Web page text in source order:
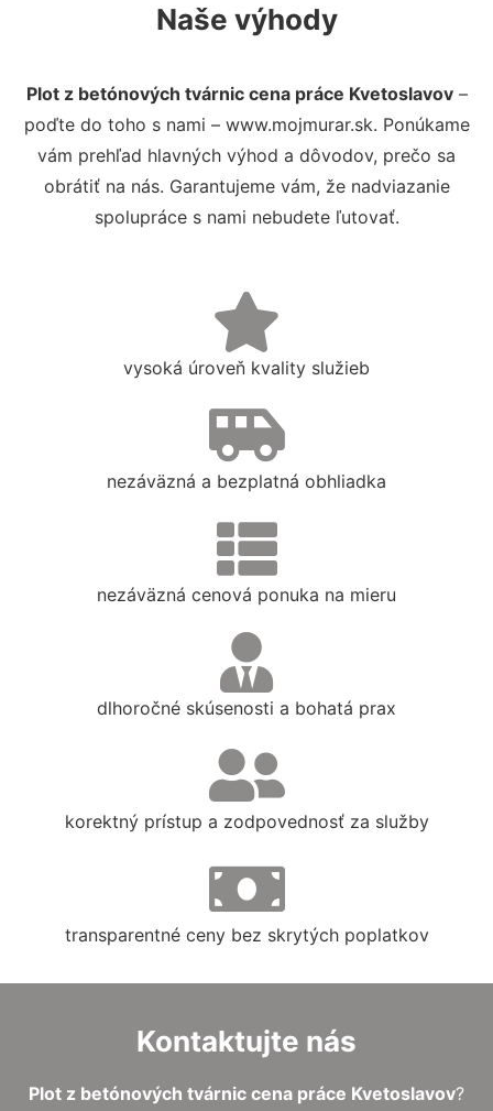
Naše výhody
Plot z betónových tvárnic cena práce Kvetoslavov–
poďte do toho s nami – www.mojmurar.sk. Ponúkame
vám prehľad hlavných výhod a dôvodov, prečo sa
obrátiť na nás. Garantujeme vám, že nadviazanie
spolupráce s nami nebudete ľutovať.
vysoká úroveň kvality služieb
nezáväzná a bezplatná obhliadka
nezáväzná cenová ponuka na mieru
dlhoročné skúsenosti a bohatá prax
korektný prístup a zodpovednosť za služby
transparentné ceny bez skrytých poplatkov
Kontaktujte nás
Plot z betónových tvárnic cena práce Kvetoslavov?